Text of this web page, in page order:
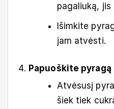
pagaliuką,
Išimkite
jam atvėsti.
Papuoškite pyragą
Atvėsusį
šiek tiek